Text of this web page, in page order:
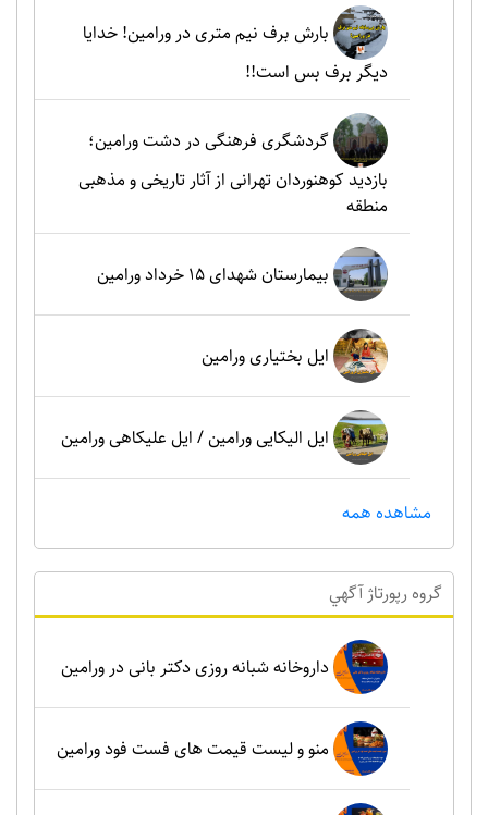
بارش برف نیم متری در ورامین! خدایا
دیگر برف بس است!!
گردشگری فرهنگی در دشت ورامین؛
بازدید کوهنوردان تهرانی از آثار تاریخی و مذهبی
منطقه
بیمارستان شهدای 15 خرداد ورامین
ایل بختیاری ورامین
ایل الیکایی ورامین / ایل علیکاهی ورامین
مشاهده همه
گروه رپورتاژ آگهي
داروخانه شبانه روزی دکتر بانی در ورامین
منو و لیست قیمت های فست فود ورامین